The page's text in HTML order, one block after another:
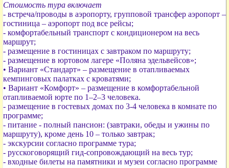
Стоимость тура включает
- встреча/проводы в аэропорту, групповой трансфер аэропорт –
гостиница – аэропорт под все рейсы;
- комфортабельный транспорт с кондиционером на весь
маршрут;
- размещение в гостиницах с завтраком по маршруту;
- размещение в юртовом лагере «Поляна эдельвейсов»;
• Вариант «Стандарт» – размещение в отапливаемых
кемпинговых палатках с кроватями;
• Вариант «Комфорт» – размещение в комфортабельной
отапливаемой юрте по 1–2–3 человека.
- размещение в гостевых домах по 3-4 человека в комнате по
программе;
- питание - полный пансион: (завтраки, обеды и ужины по
маршруту), кроме день 10 – только завтрак;
- экскурсии согласно программе тура;
- русскоговорящий гид-сопровождающий на весь тур;
- входные билеты на памятники и музеи согласно программе